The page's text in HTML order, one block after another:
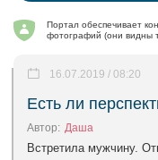
Портал обеспечивает
фотографий (они видны
Есть ли
16.07.2019 / 08:20
Автор: Даша
Встретила мужчину.